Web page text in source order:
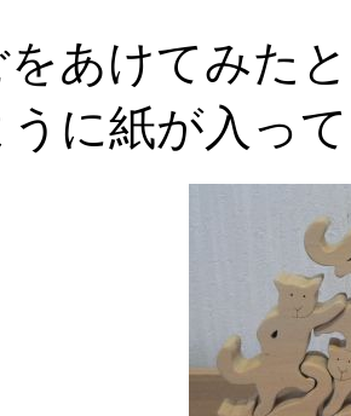
あけてみた
に紙が入っ